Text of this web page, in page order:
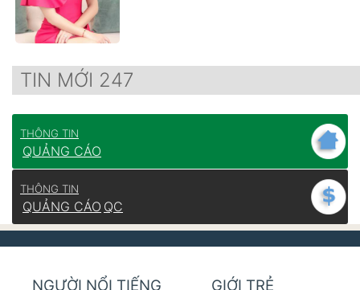
TIN MỚI 247
THÔNG TIN
QUẢNG CÁO
THÔNG TIN
QUẢNG CÁO QC
NGƯỜI NỔI TIẾNG GIỚI TRẺ